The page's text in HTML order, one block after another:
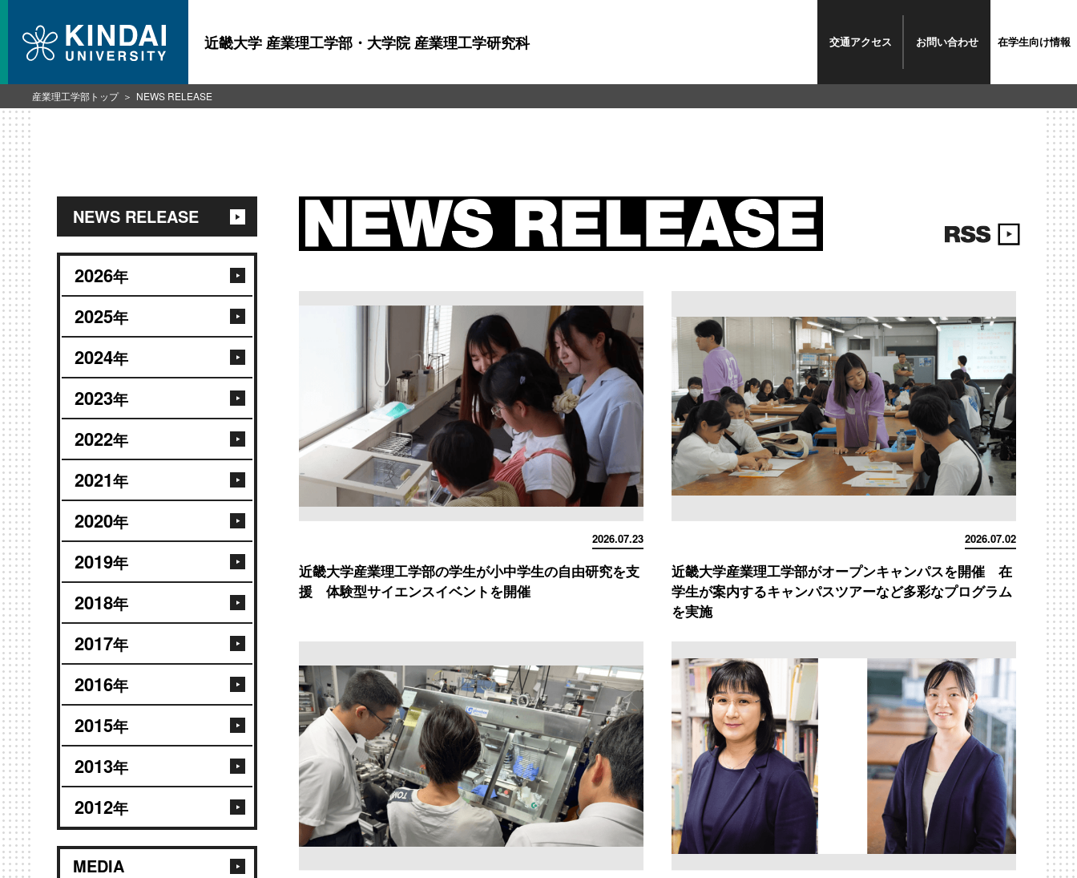
近畿大学 産業理工学部・大学院 産業理工学研究科 交通アクセス お問い合わせ 在学生向け情報
NEWS RELEASE
2026年
2025年
2024年
2023年
2022年
2021年
2020年
2019年
2018年
2017年
2016年
2015年
2013年
2012年
MEDIA
2026.07.23
近畿大学産業理工学部の学生が小中学生の自由研究を支
援 体験型サイエンスイベントを開催
2026.07.02
近畿大学産業理工学部がオープンキャンパスを開催 在
学生が案内するキャンパスツアーなど多彩なプログラム
を実施
産業理工学部トップ NEWS RELEASE